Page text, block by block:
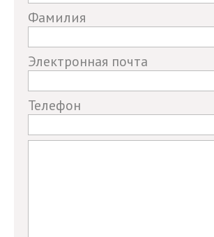
are
a
human,
ignore
field
Фамилия
Электронная почта
Телефон